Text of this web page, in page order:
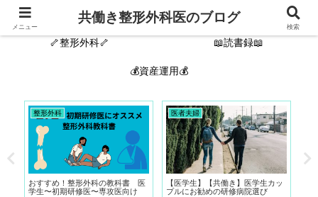
🙋‍♂️自己紹介🦴 新着記事
🦴整形外科🦴 📖読書録📖
💰資産運用💰
整形外科
おすすめ！整形外科の教科書 医
学生〜初期研修医〜専攻医向け
医者夫婦
【医学生】【共働き】医学生カッ
プルにお勧めの研修病院選び
メニュー
共働き整形外科医のブログ
検索